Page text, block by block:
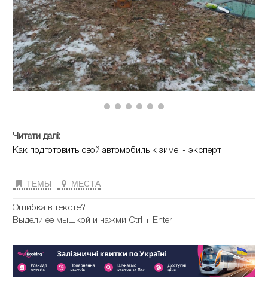
Читати далі:
Как подготовить свой автомобиль к зиме, - эксперт
ТЕМЫ МЕСТА
Ошибка в тексте?
Выдели ее мышкой и нажми Ctrl + Enter